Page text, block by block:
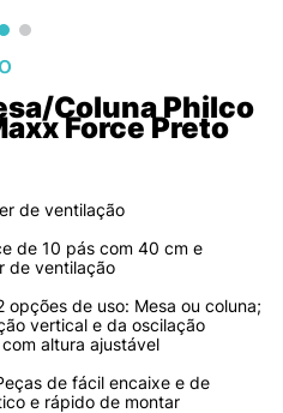
Coluna Philco
Force Preto
de ventilação
de 10 pás com 40 cm e
de ventilação
opções de uso: Mesa ou coluna;
vertical e da oscilação
altura ajustável
de fácil encaixe e de
e rápido de montar